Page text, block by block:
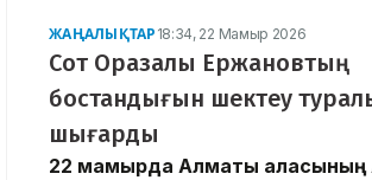
ЖАҢАЛЫҚТАР 18:34, 22 Мамыр 2026
Сот Оразалы Ержановтың
бостандығын шектеу
шығарды
22 мамырда Алматы